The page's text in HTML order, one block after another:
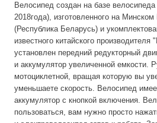
Велосипед создан на базе
2018года), изготовленного на
(Республика Беларусь) и
известного китайского
установлен передний редукторный
и аккумулятор увеличенной емкости.
мотоциклетной, вращая которую вы
уменьшаете скорость. Велосипед
аккумулятор с кнопкой включения.
пользоваться, вам нужно просто